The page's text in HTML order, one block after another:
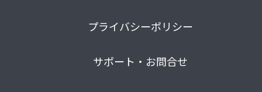
プライバシーポリシー
サポート・お問合せ